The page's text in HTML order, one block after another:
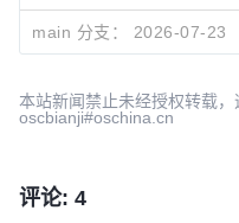
main 分支： 2026-07-23
本站新闻禁止未经授权转载
oscbianji#oschina.cn
评论: 4